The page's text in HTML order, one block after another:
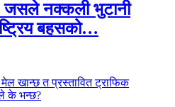
जसले नक्कली भुटानी
बहसको…